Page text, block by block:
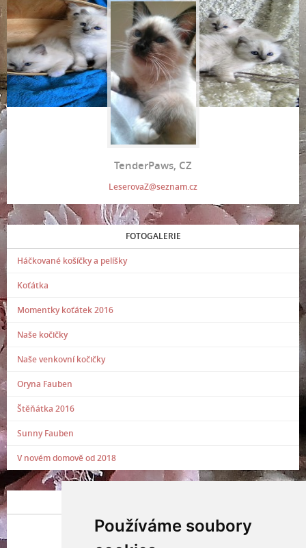
Používáme soubory
TenderPaws, CZ
LeserovaZ@seznam.cz
FOTOGALERIE
Háčkované košíčky a pelíšky
Koťátka
Momentky koťátek 2016
Naše kočičky
Naše venkovní kočičky
Oryna Fauben
Štěňátka 2016
Sunny Fauben
V novém domově od 2018